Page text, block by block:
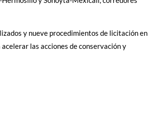
y nueve procedimientos de licitación en
las acciones de conservación y